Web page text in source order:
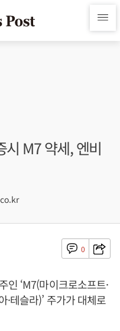
시 M7 약세, 엔비
0
인 ‘M7(마이크로소프트·
·테슬라)’ 주가가 대체로